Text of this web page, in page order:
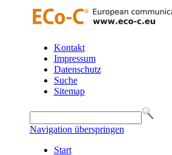
Kontakt
Impressum
Datenschutz
Suche
Sitemap
Navigation überspringen
Start